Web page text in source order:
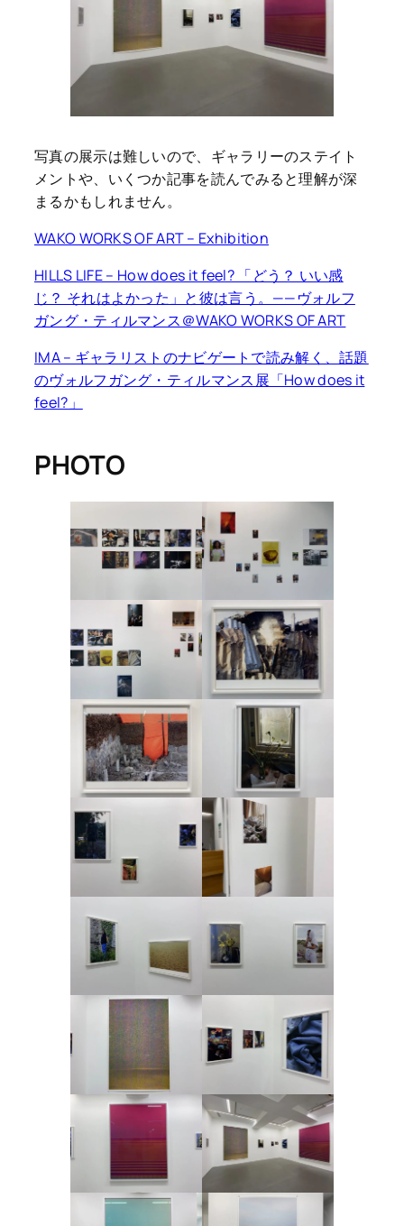
写真の展示は難しいので、ギャラリーのステイト
メントや、いくつか記事を読んでみると理解が深
まるかもしれません。
WAKO WORKS OF ART – Exhibition
HILLS LIFE – How does it feel? 「どう？ いい感
じ？ それはよかった」と彼は言う。——ヴォルフ
ガング・ティルマンス＠WAKO WORKS OF ART
IMA – ギャラリストのナビゲートで読み解く、話題
のヴォルフガング・ティルマンス展「How does it
feel?」
PHOTO